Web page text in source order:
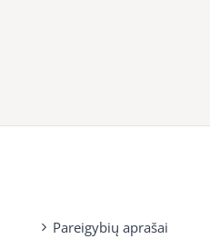
Pareigybių aprašai